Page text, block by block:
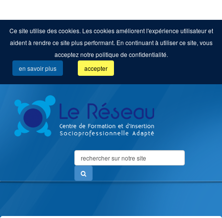
Ce site utilise des cookies. Les cookies améliorent l'expérience utilisateur et
aident à rendre ce site plus performant. En continuant à utiliser ce site, vous
acceptez notre politique de confidentialité.
en savoir plus
accepter
Search
...